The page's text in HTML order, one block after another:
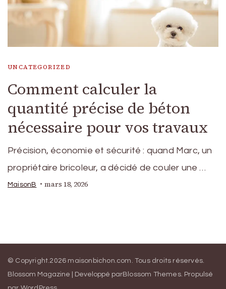
UNCATEGORIZED
Comment calculer la
quantité précise de béton
nécessaire pour vos travaux
Précision, économie et sécurité : quand Marc, un
propriétaire bricoleur, a décidé de couler une …
MaisonB mars 18, 2026
© Copyright.2026 maisonbichon.com . Tous droits réservés.
Blossom Magazine | Developpé parBlossom Themes. Propulsé